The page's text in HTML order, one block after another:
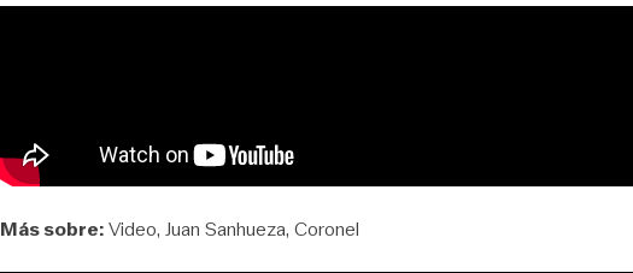
Más sobre:Video Juan Sanhueza Coronel